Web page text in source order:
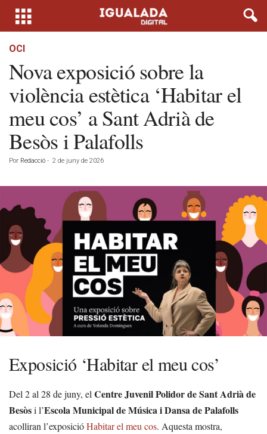
OCI
Nova exposició sobre la
violència estètica ‘Habitar el
meu cos’ a Sant Adrià de
Besòs i Palafolls
Por Redacció - 2 de juny de 2026
Exposició ‘Habitar el meu cos’
Del 2 al 28 de juny, el Centre Juvenil Polidor de Sant Adrià de
Besòsi l’Escola Municipal de Música i Dansa de Palafolls
acolliran l’exposicióHabitar el meu cos. Aquesta mostra,